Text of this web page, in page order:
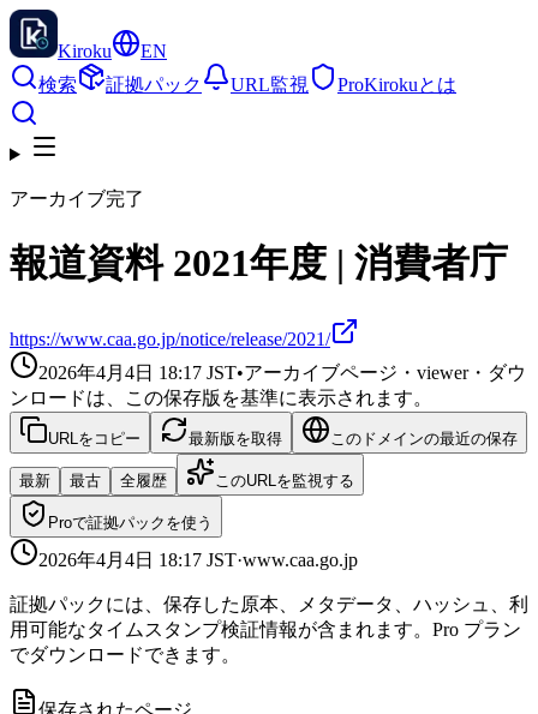
Kiroku
EN
検索
証拠パック URL監視 ProKirokuとは
アーカイブ完了
報道資料 2021年度 | 消費者庁
https://www.caa.go.jp/notice/release/2021/
2026年4月4日 18:17 JST•アーカイブページ・viewer・ダウ
ンロードは、この保存版を基準に表示されます。
URLをコピー 最新版を取得 このドメインの最近の保存
最新 最古 全履歴 このURLを監視する
Proで証拠パックを使う
2026年4月4日 18:17 JST·www.caa.go.jp
証拠パックには、保存した原本、メタデータ、ハッシュ、利
用可能なタイムスタンプ検証情報が含まれます。Pro プラン
でダウンロードできます。
保存されたページ